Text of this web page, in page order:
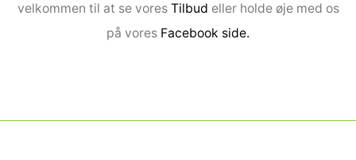
velkommen til at se vores Tilbud eller holde øje med os
på vores Facebook side.